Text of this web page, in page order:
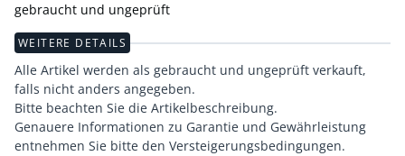
gebraucht und ungeprüft
WEITERE DETAILS
Alle Artikel werden als gebraucht und ungeprüft verkauft,
falls nicht anders angegeben.
Bitte beachten Sie die Artikelbeschreibung.
Genauere Informationen zu Garantie und Gewährleistung
entnehmen Sie bitte den Versteigerungsbedingungen.